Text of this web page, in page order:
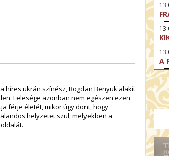
híres ukrán színész, Bogdan Benyuk alakít
Felesége azonban nem egészen ezen
férje életét, mikor úgy dönt, hogy
helyzetet szül, melyekben a
A